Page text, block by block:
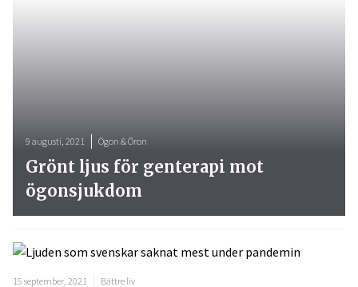
15 september, 2021 Bättre liv
9 augusti, 2021 Ögon & Öron
Grönt ljus för genterapi mot
ögonsjukdom